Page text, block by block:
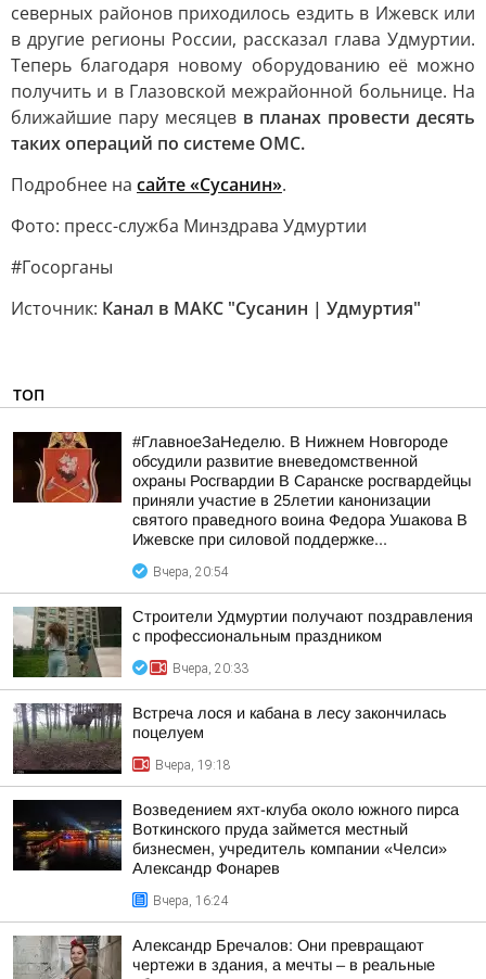
северных районов приходилось ездить в Ижевск или
в другие регионы России, рассказал глава Удмуртии.
Теперь благодаря новому оборудованию её можно
получить и в Глазовской межрайонной больнице. На
ближайшие пару месяцев в планах провести десять
таких операций по системе ОМС.
Подробнее на сайте «Сусанин».
Фото: пресс-служба Минздрава Удмуртии
#Госорганы
Источник: Канал в МАКС "Сусанин | Удмуртия"
ТОП
#ГлавноеЗаНеделю. В Нижнем Новгороде
обсудили развитие вневедомственной
охраны Росгвардии В Саранске росгвардейцы
приняли участие в 25летии канонизации
святого праведного воина Федора Ушакова В
Ижевске при силовой поддержке...
Вчера, 20:54
Строители Удмуртии получают поздравления
с профессиональным праздником
Вчера, 20:33
Встреча лося и кабана в лесу закончилась
поцелуем
Вчера, 19:18
Возведением яхт-клуба около южного пирса
Воткинского пруда займется местный
бизнесмен, учредитель компании «Челси»
Александр Фонарев
Вчера, 16:24
Александр Бречалов: Они превращают
чертежи в здания, а мечты – в реальные